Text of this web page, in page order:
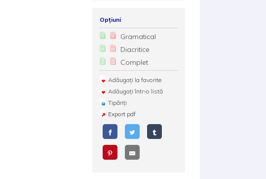
Opțiuni
Gramatical
Diacritice
Complet
Adăugați la favorite
Adăugați într-o listă
Tipăriți
Export pdf